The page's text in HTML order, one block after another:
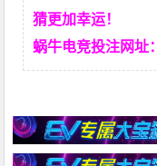
猜更加幸运！
蜗牛电竞投注网址：